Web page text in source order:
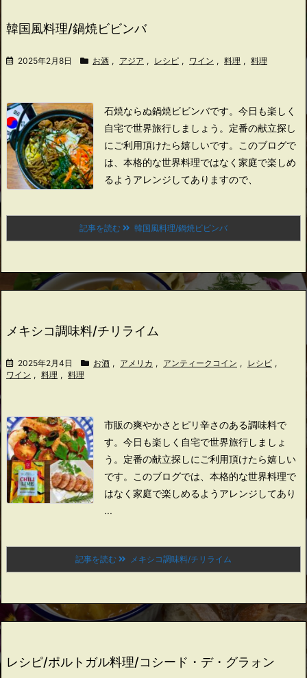
韓国風料理/鍋焼ビビンバ
2025年2月8日 お酒 , アジア , レシピ , ワイン , 料理 , 料理
石焼ならぬ鍋焼ビビンバです。 今日も楽しく
自宅で世界旅行しましょう。 定番の献立探し
にご利用頂けたら嬉しいです。
このブログで
は、本格的な世界料理ではなく家庭で楽しめ
るようアレンジしてありますので、
記事を読む 韓国風料理/鍋焼ビビンバ
メキシコ調味料/チリライム
2025年2月4日 お酒 , アメリカ , アンティークコイン , レシピ ,
ワイン , 料理 , 料理
市販の爽やかさとピリ辛さのある調味料で
す。 今日も楽しく自宅で世界旅行しましょ
う。 定番の献立探しにご利用頂けたら嬉しい
です。
このブログでは、本格的な世界料理で
はなく家庭で楽しめるようアレンジしてあり
...
記事を読む メキシコ調味料/チリライム
レシピ/ポルトガル料理/コシード・デ・グラォン